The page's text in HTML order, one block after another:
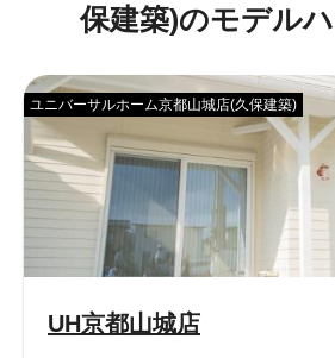
保建築)のモデル
UH京都山城店
ユニバーサルホーム京都山城店(久保建築)